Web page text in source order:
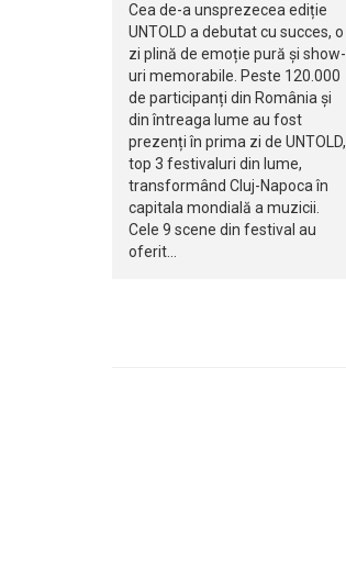
Cea de-a unsprezecea ediție
UNTOLD a debutat cu succes, o
zi plină de emoție pură și show-
uri memorabile. Peste 120.000
de participanți din România și
din întreaga lume au fost
prezenți în prima zi de UNTOLD,
top 3 festivaluri din lume,
transformând Cluj-Napoca în
capitala mondială a muzicii.
Cele 9 scene din festival au
oferit…